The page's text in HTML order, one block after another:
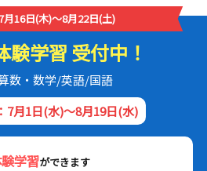
16日(木)～8月22日(土)
験学習 受付中！
算数・数学/英語/国語
7月1日(水)～8月19日(水)
学習ができます